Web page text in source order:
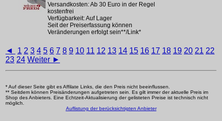
Versandkosten: Ab 30 Euro in der Regel
kostenfrei
Verfügbarkeit: Auf Lager
Seit der Preiserfassung können
Veränderungen erfolgt sein**/Link*
◄ 1 2 3 4 5 6 7 8 9 10 11 12 13 14 15 16 17 18 19 20 21 22
23 24 Weiter ►
* Auf dieser Seite gibt es Affilate Links, die den Preis nicht beeinflussen.
** Seitdem können Preisänderungen aufgetreten sein. Es gilt immer der aktuelle Preis im
Shop des Anbieters. Eine Echtzeit-Aktualisierung der gelisteten Preise ist technisch nicht
möglich.
Auflistung der berücksichtigten Anbieter